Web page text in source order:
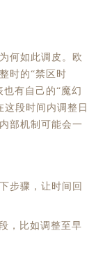
何如此调皮。欧
时的“禁区时
有自己的“魔幻
段时间内调整日
部机制可能会一
步骤，让时间回
，比如调整至早